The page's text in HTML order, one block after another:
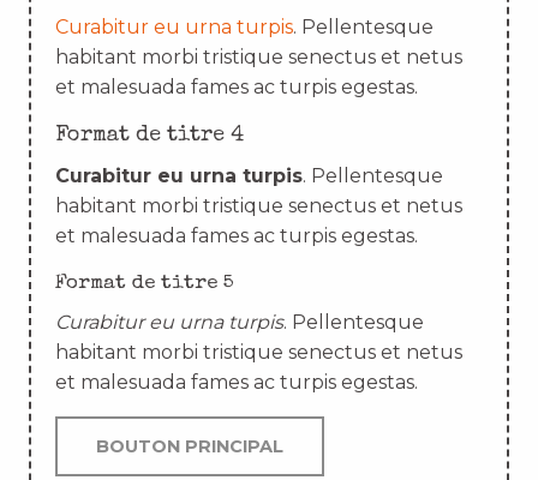
Curabitur eu urna turpis. Pellentesque
habitant morbi tristique senectus et netus
et malesuada fames ac turpis egestas.
Format de titre 4
Curabitur eu urna turpis. Pellentesque
habitant morbi tristique senectus et netus
et malesuada fames ac turpis egestas.
Format de titre 5
Curabitur eu urna turpis. Pellentesque
habitant morbi tristique senectus et netus
et malesuada fames ac turpis egestas.
BOUTON PRINCIPAL